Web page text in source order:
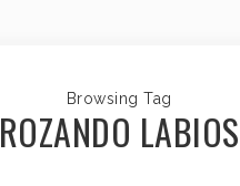
Browsing Tag
ROZANDO LABIOS